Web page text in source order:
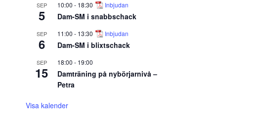
SEP
5
10:00 - 18:30 Inbjudan
Dam-SM i snabbschack
SEP
6
11:00 - 13:30 Inbjudan
Dam-SM i blixtschack
SEP
15
18:00 - 19:00
Damträning på nybörjarnivå –
Petra
Visa kalender